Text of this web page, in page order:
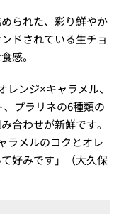
られた、彩り鮮やか
ドされている生チョ
感。
ンジ×キャラメル、
プラリネの6種類の
合わせが新鮮です。
ラメルのコクとオレ
好みです」（大久保